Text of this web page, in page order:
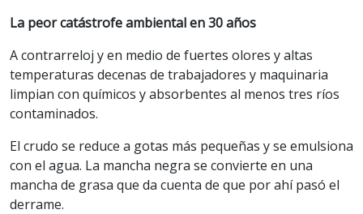
La peor catástrofe ambiental en 30 años
A contrarreloj y en medio de fuertes olores y altas
temperaturas decenas de trabajadores y maquinaria
limpian con químicos y absorbentes al menos tres ríos
contaminados.
El crudo se reduce a gotas más pequeñas y se emulsiona
con el agua. La mancha negra se convierte en una
mancha de grasa que da cuenta de que por ahí pasó el
derrame.